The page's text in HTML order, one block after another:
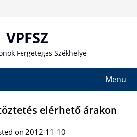
VPFSZ
Fergeteges Székhelye
Menu
elérhető árakon
on 2012-11-10